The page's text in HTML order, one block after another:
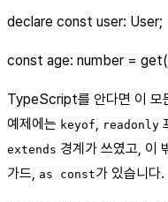
declare const user: User;
const age: number =
TypeScript를 안다면 이 모
예제에는 keyof readonly
extends 경계가 쓰였고, 이
가드,
as const가 있습니다.